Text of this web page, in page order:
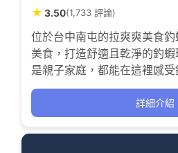
★ 3.50(1,733 評論)
位於台中南屯的拉爽爽美食
美食，打造舒適且乾淨的釣
是親子家庭，都能在這裡感
同時享用多樣美味料理。場
放鬆，也方便停車，讓人期
詳細介紹